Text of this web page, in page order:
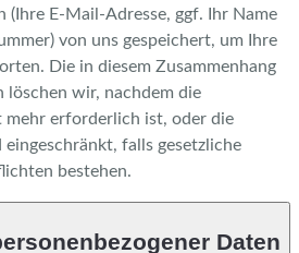
(Ihre E-Mail-Adresse, ggf. Ihr Name
von uns gespeichert, um Ihre
Die in diesem Zusammenhang
löschen wir, nachdem die
mehr erforderlich ist, oder die
falls gesetzliche
bestehen.
Daten